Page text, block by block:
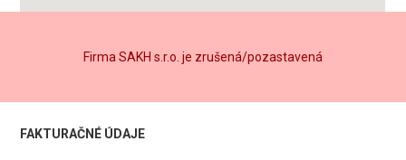
Firma SAKH s.r.o. je zrušená/pozastavená
FAKTURAČNÉ ÚDAJE